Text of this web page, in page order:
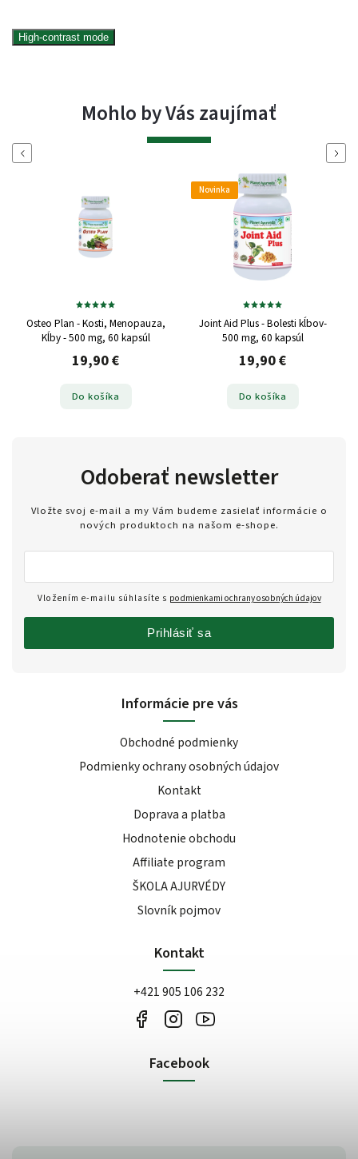
High-contrast mode
Mohlo by Vás zaujímať
Naspäť Ďalej
Osteo Plan - Kosti, Menopauza,
Kĺby - 500 mg, 60 kapsúl
19,90 €
Do košíka
Novinka
Joint Aid Plus - Bolesti kĺbov-
500 mg, 60 kapsúl
19,90 €
Do košíka
Informácie pre vás
Obchodné podmienky
Podmienky ochrany osobných údajov
Kontakt
Doprava a platba
Hodnotenie obchodu
Affiliate program
ŠKOLA AJURVÉDY
Slovník pojmov
Kontakt
+421 905 106 232
Facebook
Odoberať newsletter
Vložte svoj e-mail a my Vám budeme zasielať informácie o
nových produktoch na našom e-shope.
Vložením e-mailu súhlasíte s podmienkami ochrany osobných údajov
Prihlásiť sa